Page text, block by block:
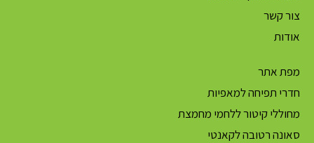
צור קשר
אודות
מפת אתר
חדרי תפיחה למאפיות
מחוללי קיטור ללחמי מחמצת
סאונה רטובה לקאנטי